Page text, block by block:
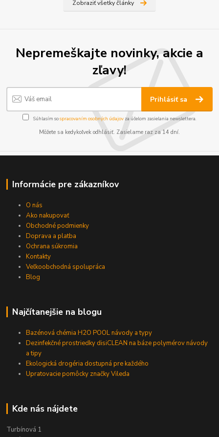
Zobraziť všetky články
Nepremeškajte novinky, akcie a
zľavy!
Prihlásiť sa
Súhlasím sospracovaním osobných údajov za účelom zasielania newslettera.
Môžete sa kedykoľvek odhlásiť. Zasielame raz za 14 dní.
Informácie pre zákazníkov
O nás
Ako nakupovať
Obchodné podmienky
Doprava a platba
Ochrana súkromia
Kontakty
Veľkoobchodná spolupráca
Blog
Najčítanejšie na blogu
Bazénová chémia H2O POOL návody a typy
Dezinfekčné prostriedky disiCLEAN na báze polymérov návody
a tipy
Ekologická drogéria dostupná pre každého
Upratovacie pomôcky značky Vileda
Kde nás nájdete
Turbínová 1